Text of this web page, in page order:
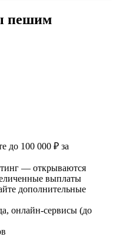
пешим
до 100 000 ₽ за
— открываются
выплаты
дополнительные
онлайн-сервисы (до